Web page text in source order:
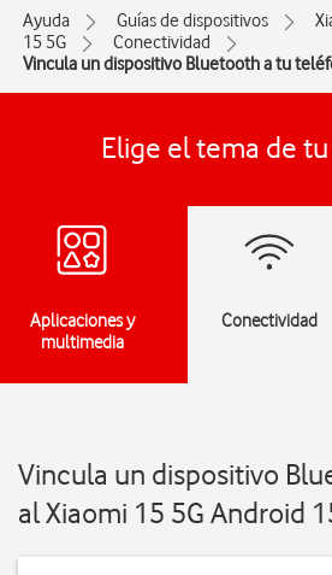
Ayuda Guías de dispositivos
15 5G
Conectividad
Vincula un dispositivo Bluetooth a tu
Elige el tema de
Aplicaciones y
multimedia
Conectividad
Vincula un dispositivo
al Xiaomi 15 5G Android